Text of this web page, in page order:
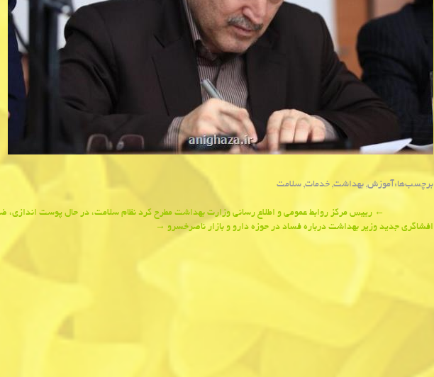
برچسب‌ها: آموزش,بهداشت, خدمات, سلامت
navigation
← رییس مركز روابط عمومی و اطلاع رسانی وزارت بهداشت مطرح كرد نظام سلامت، در حال پوست
افشاگری جدید وزیر بهداشت درباره فساد در حوزه دارو و بازار ناصرخسرو →